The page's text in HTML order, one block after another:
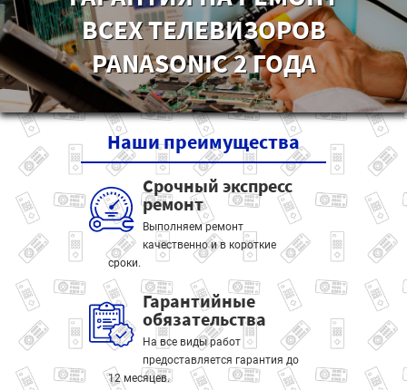
ВСЕХ ТЕЛЕВИЗОРОВ
PANASONIC 2 ГОДА
Нашипреимущества
Срочный экспресс
ремонт
Выполняем ремонт
качественно и в короткие
сроки.
Гарантийные
обязательства
На все виды работ
предоставляется гарантия до
12 месяцев.